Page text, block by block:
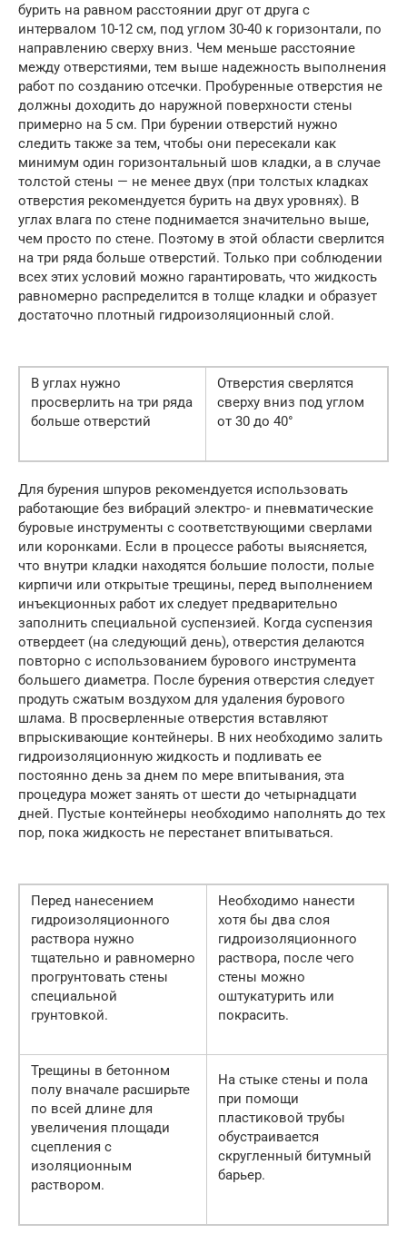
бурить на равном расстоянии друг от друга с
интервалом 10-12 см, под углом 30-40 к горизонтали, по
направлению сверху вниз. Чем меньше расстояние
между отверстиями, тем выше надежность выполнения
работ по созданию отсечки. Пробуренные отверстия не
должны доходить до наружной поверхности стены
примерно на 5 см. При бурении отверстий нужно
следить также за тем, чтобы они пересекали как
минимум один горизонтальный шов кладки, а в случае
толстой стены — не менее двух (при толстых кладках
отверстия рекомендуется бурить на двух уровнях). В
углах влага по стене поднимается значительно выше,
чем просто по стене. Поэтому в этой области сверлится
на три ряда больше отверстий. Только при соблюдении
всех этих условий можно гарантировать, что жидкость
равномерно распределится в толще кладки и образует
достаточно плотный гидроизоляционный слой.
В углах нужно
просверлить на три ряда
больше отверстий
Отверстия сверлятся
сверху вниз под углом
от 30 до 40°
Для бурения шпуров рекомендуется использовать
работающие без вибраций электро- и пневматические
буровые инструменты с соответствующими сверлами
или коронками. Если в процессе работы выясняется,
что внутри кладки находятся большие полости, полые
кирпичи или открытые трещины, перед выполнением
инъекционных работ их следует предварительно
заполнить специальной суспензией. Когда суспензия
отвердеет (на следующий день), отверстия делаются
повторно с использованием бурового инструмента
большего диаметра. После бурения отверстия следует
продуть сжатым воздухом для удаления бурового
шлама. В просверленные отверстия вставляют
впрыскивающие контейнеры. В них необходимо залить
гидроизоляционную жидкость и подливать ее
постоянно день за днем по мере впитывания, эта
процедура может занять от шести до четырнадцати
дней. Пустые контейнеры необходимо наполнять до тех
пор, пока жидкость не перестанет впитываться.
Перед нанесением
гидроизоляционного
раствора нужно
тщательно и равномерно
прогрунтовать стены
специальной
грунтовкой.
Необходимо нанести
хотя бы два слоя
гидроизоляционного
раствора, после чего
стены можно
оштукатурить или
покрасить.
Трещины в бетонном
полу вначале расширьте
по всей длине для
увеличения площади
сцепления с
изоляционным
раствором.
На стыке стены и пола
при помощи
пластиковой трубы
обустраивается
скругленный битумный
барьер.